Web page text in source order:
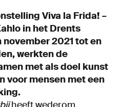
Viva la Frida! –
in het Drents
november 2021 tot en
werkten de
met als doel kunst
voor mensen met een